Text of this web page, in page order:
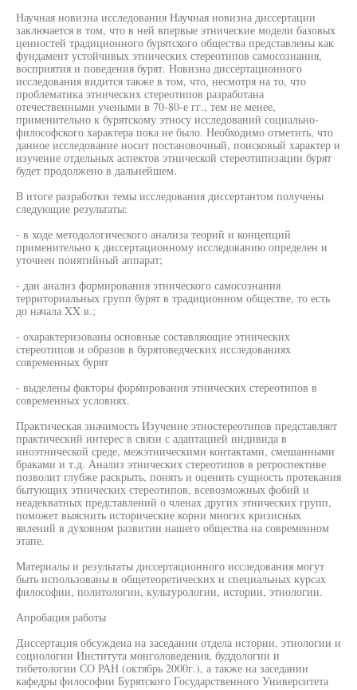
Научная новизна исследования Научная новизна диссертации
заключается в том, что в ней впервые этнические модели базовых
ценностей традиционного бурятского общества представлены как
фундамент устойчивых этнических стереотипов самосознания,
восприятия и поведения бурят. Новизна диссертационного
исследования видится также в том, что, несмотря на то, что
проблематика этнических стереотипов разработана
отечественными учеными в 70-80-е гг., тем не менее,
применительно к бурятскому этносу исследований социально-
философского характера пока не было. Необходимо отметить, что
данное исследование носит постановочный, поисковый характер и
изучение отдельных аспектов этнической стереотипизации бурят
будет продолжено в дальнейшем.
В итоге разработки темы исследования диссертантом получены
следующие результаты:
- в ходе методологического анализа теорий и концепций
применительно к диссертационному исследованию определен и
уточнен понятийный аппарат;
- дан анализ формирования этнического самосознания
территориальных групп бурят в традиционном обществе, то есть
до начала XX в.;
- охарактеризованы основные составляющие этнических
стереотипов и образов в бурятоведческих исследованиях
современных бурят
- выделены факторы формирования этнических стереотипов в
современных условиях.
Практическая значимость Изучение этностереотипов представляет
практический интерес в связи с адаптацией индивида в
иноэтнической среде, межэтническими контактами, смешанными
браками и т.д. Анализ этнических стереотипов в ретроспективе
позволит глубже раскрыть, понять и оценить сущность протекания
бытующих этнических стереотипов, всевозможных фобий и
неадекватных представлений о членах других этнических групп,
поможет выяснить исторические корни многих кризисных
явлений в духовном развитии нашего общества на современном
этапе.
Материалы и результаты диссертационного исследования могут
быть использованы в общетеоретических и специальных курсах
философии, политологии, культурологии, истории, этнологии.
Апробация работы
Диссертация обсуждена на заседании отдела истории, этнологии и
социологии Института монголоведения, буддологии и
тибетологии СО РАН (октябрь 2000г.), а также на заседании
кафедры философии Бурятского Государственного Университета